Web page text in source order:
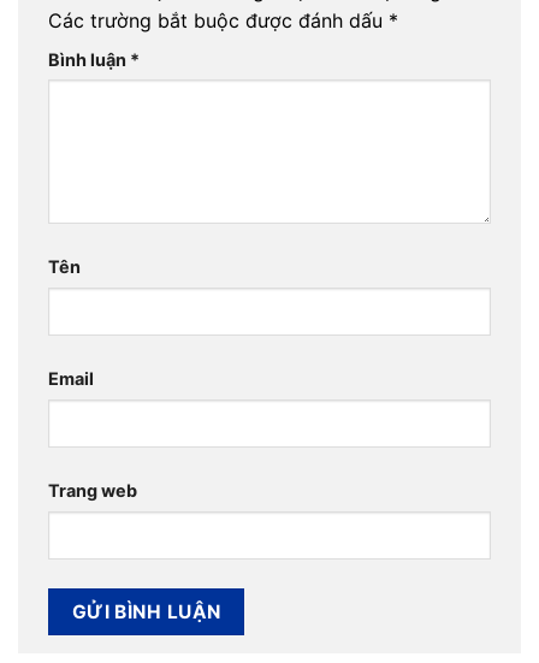
Các trường bắt buộc được đánh dấu *
Bình luận *
Tên
Email
Trang web